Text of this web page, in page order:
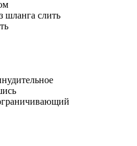
шланга слить